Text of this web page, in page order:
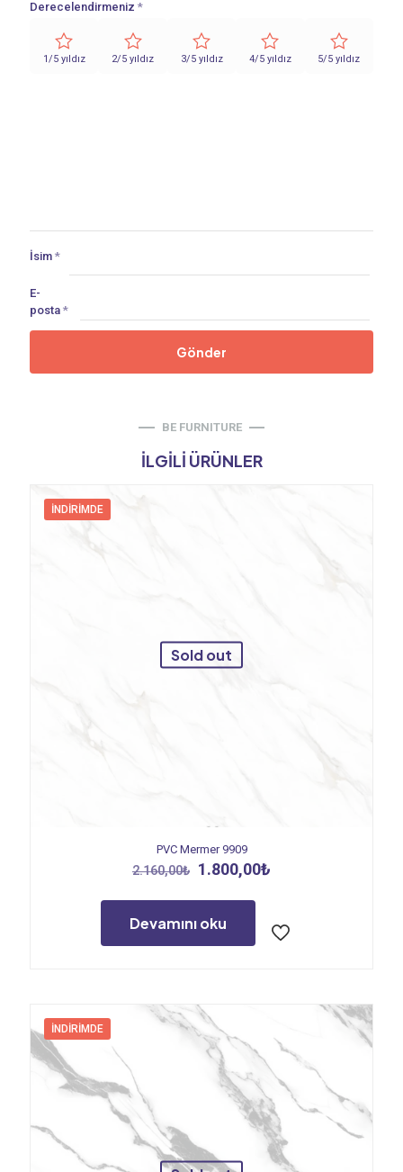
Derecelendirmeniz *
1/5 yıldız 2/5 yıldız 3/5 yıldız 4/5 yıldız 5/5 yıldız
İsim *
E-
posta *
BE FURNITURE
İLGILI ÜRÜNLER
İNDIRIMDE
Sold out
PVC Mermer 9909
2.160,00₺ Orijinal
2.160,00₺.
1.800,00₺
Devamını oku
İNDIRIMDE